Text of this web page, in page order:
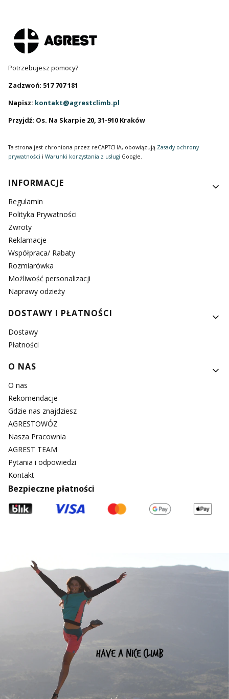
Potrzebujesz pomocy?
Zadzwoń: 517 707 181
Napisz: kontakt@agrestclimb.pl
Przyjdź: Os. Na Skarpie 20, 31-910 Kraków
Ta strona jest chroniona przez reCAPTCHA, obowiązują Zasady ochrony
prywatności i Warunki korzystania z usługi Google.
Linki w stopce
INFORMACJE
Regulamin
Polityka Prywatności
Zwroty
Reklamacje
Współpraca/ Rabaty
Rozmiarówka
Możliwość personalizacji
Naprawy odzieży
DOSTAWY I PŁATNOŚCI
Dostawy
Płatności
O NAS
O nas
Rekomendacje
Gdzie nas znajdziesz
AGRESTOWÓZ
Nasza Pracownia
AGREST TEAM
Pytania i odpowiedzi
Kontakt
Bezpieczne płatności